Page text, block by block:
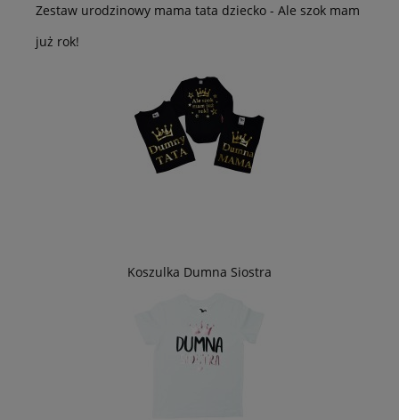
Zestaw urodzinowy mama tata dziecko - Ale szok mam
już rok!
Koszulka Dumna Siostra